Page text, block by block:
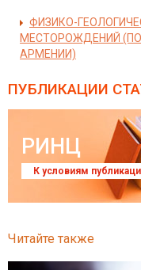
ФИЗИКО-
МЕСТОРОЖДЕНИЙ
АРМЕНИИ)
ПУБЛИКАЦИИ
РИНЦ
К условиям
Читайте также